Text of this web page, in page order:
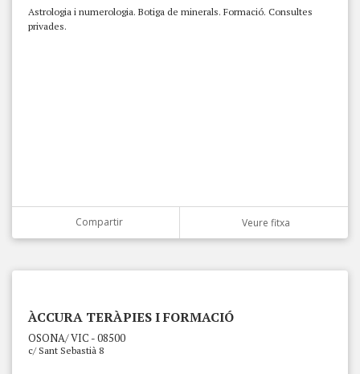
Astrologia i numerologia. Botiga de minerals. Formació. Consultes
privades.
Compartir Veure fitxa
ÀCCURA TERÀPIES I FORMACIÓ
OSONA/ VIC - 08500
c/ Sant Sebastià 8